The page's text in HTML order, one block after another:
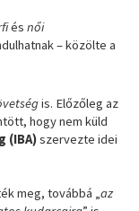
ésnői
– közölte a
is. Előzőleg az
hogy nem küld
(IBA)szervezte idei
meg, továbbá „az